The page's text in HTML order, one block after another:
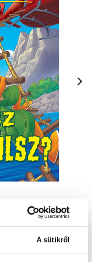
A sütikről